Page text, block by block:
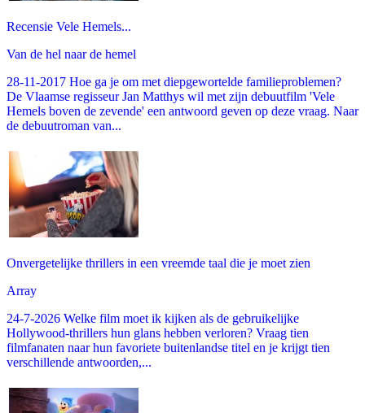
Recensie Vele Hemels...
Van de hel naar de hemel
28-11-2017 Hoe ga je om met diepgewortelde familieproblemen?
De Vlaamse regisseur Jan Matthys wil met zijn debuutfilm 'Vele
Hemels boven de zevende' een antwoord geven op deze vraag. Naar
de debuutroman van...
Onvergetelijke thrillers in een vreemde taal die je moet zien
Array
24-7-2026 Welke film moet ik kijken als de gebruikelijke
Hollywood-thrillers hun glans hebben verloren? Vraag tien
filmfanaten naar hun favoriete buitenlandse titel en je krijgt tien
verschillende antwoorden,...